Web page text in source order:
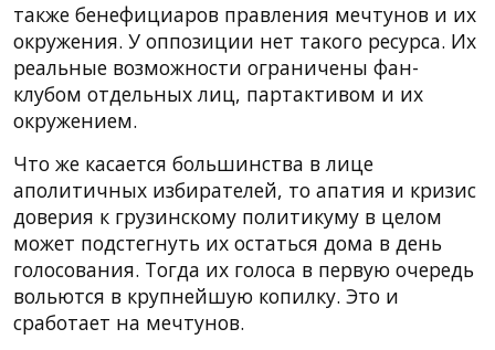
также бенефициаров правления мечтунов и их
окружения. У оппозиции нет такого ресурса. Их
реальные возможности ограничены фан-
клубом отдельных лиц, партактивом и их
окружением.
Что же касается большинства в лице
аполитичных избирателей, то апатия и кризис
доверия к грузинскому политикуму в целом
может подстегнуть их остаться дома в день
голосования. Тогда их голоса в первую очередь
вольются в крупнейшую копилку. Это и
сработает на мечтунов.